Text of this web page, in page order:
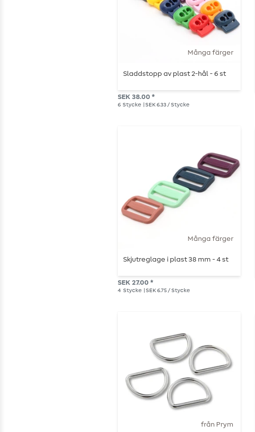
Många färger
Sladdstopp av plast 2-hål - 6 st
SEK 38.00 *
6 Stycke | SEK 6.33 / Stycke
Många färger
Skjutreglage i plast 38 mm - 4 st
SEK 27.00 *
4 Stycke | SEK 6.75 / Stycke
från Prym